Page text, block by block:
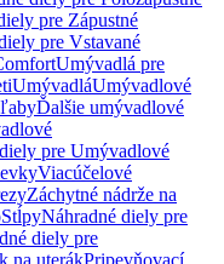
pre Zápustné
pre Vstavané
Umývadlá pre
UmývadláUmývadlové
Ďalšie umývadlové
pre Umývadlové
Viacúčelové
Záchytné nádrže na
StĺpyNáhradné diely pre
diely pre
na uterákPripevňovací